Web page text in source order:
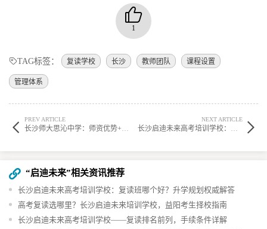
1
TAG标签： 复读学校 长沙 教师团队 课程设置
管理体系
PREV ARTICLE
长沙师大思沁中学：师资优势+特色课程，2025年秋季插班生招生须知
NEXT ARTICLE
长沙启迪未来高考培训学校：复读班哪个好？升学规划权威解答
“启迪未来”相关资讯推荐
长沙启迪未来高考培训学校：复读班哪个好？升学规划权威解答
高考复读选哪里？长沙启迪未来培训学校，益阳考生择校指南
长沙启迪未来高考培训学校——复读排名前列，手续条件详解